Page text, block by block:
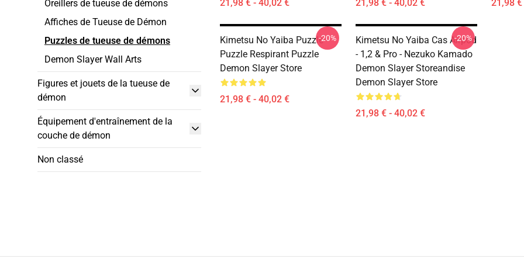
Oreillers de tueuse de démons
Affiches de Tueuse de Démon
Puzzles de tueuse de démons
Demon Slayer Wall Arts
Figures et jouets de la tueuse de
démon
Équipement d'entraînement de la
couche de démon
Non classé
21,98 € - 40,02 € 21,98 € - 40,02 € 21,98
Kimetsu No Yaiba Puzzle -
Puzzle Respirant Puzzle
Demon Slayer Store
21,98 € - 40,02 €
-20%
Kimetsu No Yaiba Cas Airpod
- 1,2 & Pro - Nezuko Kamado
Demon Slayer Storeandise
Demon Slayer Store
21,98 € - 40,02 €
-20%